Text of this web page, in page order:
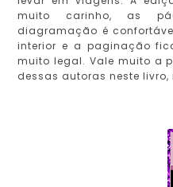
muito carinho, as
diagramação é
interior e a paginação
muito legal. Vale muito a
dessas autoras neste